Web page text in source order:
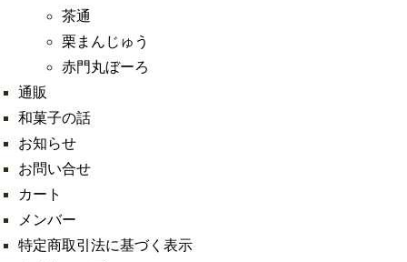
茶通
栗まんじゅう
赤門丸ぼーろ
通販
和菓子の話
お知らせ
お問い合せ
カート
メンバー
特定商取引法に基づく表示